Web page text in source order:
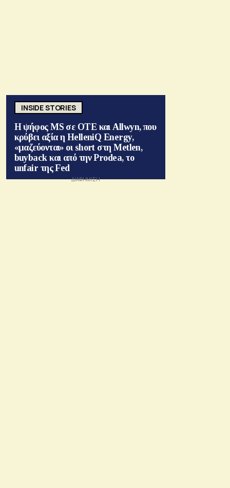
INSIDE STORIES
Η ψήφος MS σε ΟΤΕ και Allwyn, που
κρύβει αξία η HelleniQ Energy,
«μαζεύονται» οι short στη Metlen,
buyback και από την Prodea, το
unfair της Fed